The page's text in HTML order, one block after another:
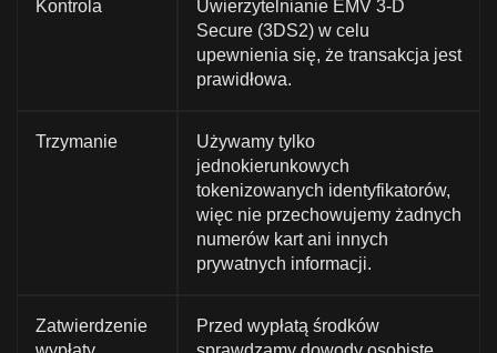
Kontrola
Uwierzytelnianie EMV 3-D
Secure (3DS2) w celu
upewnienia się, że transakcja jest
prawidłowa.
Trzymanie
Używamy tylko
jednokierunkowych
tokenizowanych identyfikatorów,
więc nie przechowujemy żadnych
numerów kart ani innych
prywatnych informacji.
Zatwierdzenie
Przed wypłatą środków